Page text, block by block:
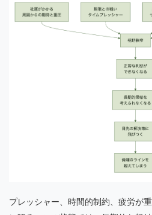
プレッシャー、時間的制約、疲労が